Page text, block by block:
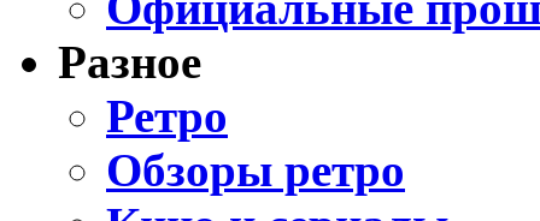
Разное
Ретро
Обзоры ретро